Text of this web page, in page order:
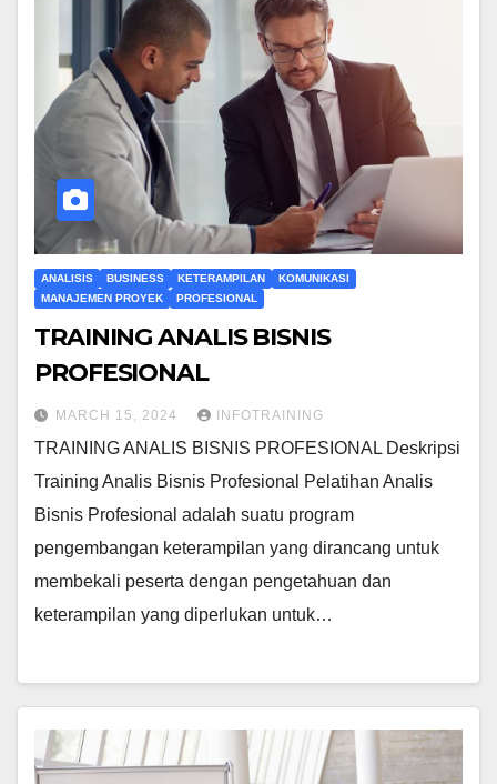
ANALISIS BUSINESS KETERAMPILAN
KOMUNIKASI
MANAJEMEN PROYEK
PROFESIONAL
TRAINING ANALIS BISNIS
PROFESIONAL
MARCH 15, 2024 INFOTRAINING
TRAINING ANALIS BISNIS PROFESIONAL Deskripsi
Training Analis Bisnis Profesional Pelatihan Analis
Bisnis Profesional adalah suatu program
pengembangan keterampilan yang dirancang untuk
membekali peserta dengan pengetahuan dan
keterampilan yang diperlukan untuk…